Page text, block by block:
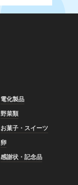
電化製品
野菜類
お菓子・スイーツ
卵
感謝状・記念品